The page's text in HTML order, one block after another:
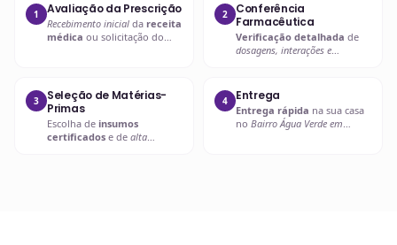
1 Avaliação da Prescrição
Recebimento inicial da receita
médica ou solicitação do
2
Conferência
Farmacêutica
Verificação detalhada de
dosagens, interações e
3
Seleção de Matérias-
Primas
Escolha de insumos
certificados e de alta
4 Entrega
Entrega rápida na sua casa
no Bairro Água Verde em